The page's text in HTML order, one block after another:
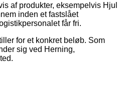
af produkter, eksempelvis Hjul
inden et fastslået
får fri.
for et konkret beløb. Som
sig ved Herning,